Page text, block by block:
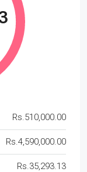
Rs.510,000.00
Rs.4,590,000.00
Rs.35,293.13